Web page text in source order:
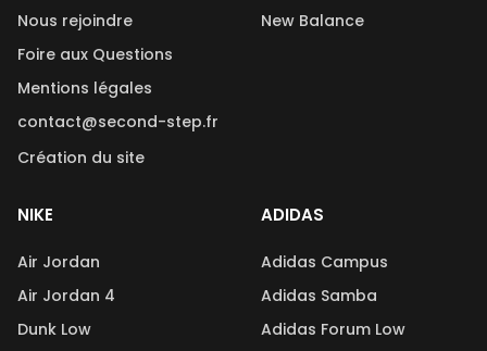
Nous rejoindre
Foire aux Questions
Mentions légales
contact@second-step.fr
Création du site
New Balance
NIKE
Air Jordan
Air Jordan 4
Dunk Low
ADIDAS
Adidas Campus
Adidas Samba
Adidas Forum Low